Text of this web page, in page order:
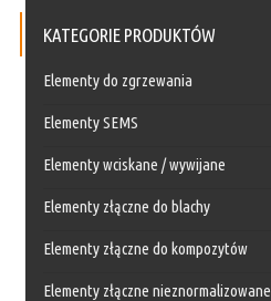
KATEGORIE PRODUKTÓW
Elementy do zgrzewania
Elementy SEMS
Elementy wciskane / wywijane
Elementy złączne do blachy
Elementy złączne do kompozytów
Elementy złączne nieznormalizowane